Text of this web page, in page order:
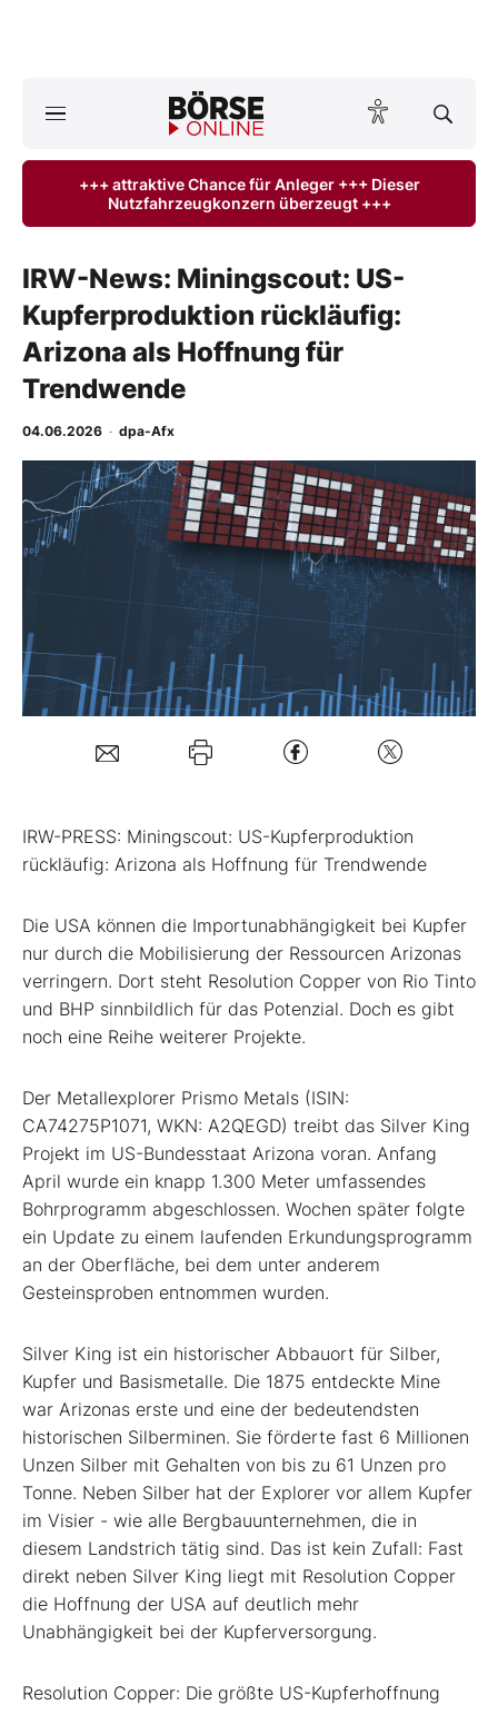
ktuelle Ausgabe BÖRSE ONLINE lesen
Finanz-Check
Abo & Shop
BO-Musterdepots
Experten
Mein B:O
Folgen Sie uns
Kontakt
+++ attraktive Chance für Anleger +++ Dieser
Nutzfahrzeugkonzern überzeugt +++
IRW-News: Miningscout: US-
Kupferproduktion rückläufig:
Arizona als Hoffnung für
Trendwende
04.06.2026 · dpa-Afx
- %
IRW-PRESS: Miningscout: US-Kupferproduktion
rückläufig: Arizona als Hoffnung für Trendwende
Die USA können die Importunabhängigkeit bei Kupfer
nur durch die Mobilisierung der Ressourcen Arizonas
verringern. Dort steht Resolution Copper von Rio Tinto
und BHP sinnbildlich für das Potenzial. Doch es gibt
noch eine Reihe weiterer Projekte.
Der Metallexplorer Prismo Metals (ISIN:
CA74275P1071, WKN: A2QEGD) treibt das Silver King
Projekt im US-Bundesstaat Arizona voran. Anfang
April wurde ein knapp 1.300 Meter umfassendes
Bohrprogramm abgeschlossen. Wochen später folgte
ein Update zu einem laufenden Erkundungsprogramm
an der Oberfläche, bei dem unter anderem
Gesteinsproben entnommen wurden.
Silver King ist ein historischer Abbauort für Silber,
Kupfer und Basismetalle. Die 1875 entdeckte Mine
war Arizonas erste und eine der bedeutendsten
historischen Silberminen. Sie förderte fast 6 Millionen
Unzen Silber mit Gehalten von bis zu 61 Unzen pro
Tonne. Neben Silber hat der Explorer vor allem Kupfer
im Visier - wie alle Bergbauunternehmen, die in
diesem Landstrich tätig sind. Das ist kein Zufall: Fast
direkt neben Silver King liegt mit Resolution Copper
die Hoffnung der USA auf deutlich mehr
Unabhängigkeit bei der Kupferversorgung.
Resolution Copper: Die größte US-Kupferhoffnung